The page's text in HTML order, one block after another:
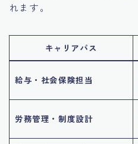
れます。
キャリアパス
給与・社会保険担当
労務管理・制度設計